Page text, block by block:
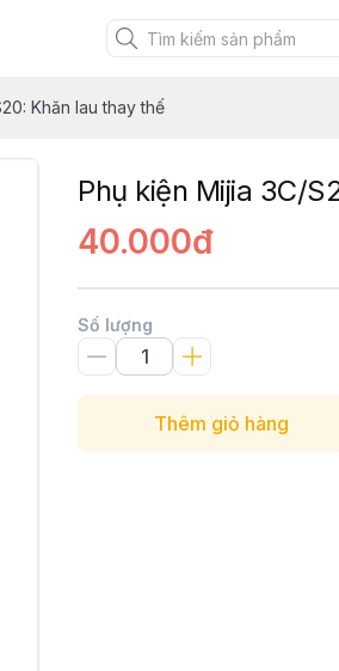
Khăn lau thay thế
Phụ kiện Mijia 3C/
40.000đ
Số lượng
Thêm giỏ hàng